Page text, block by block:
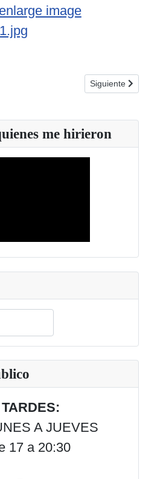
en el XV Congreso de FEJAR
Artículo siguiente:
Siguiente
me hirieron
characters for results.
TARDES:
A JUEVES
17 a 20:30